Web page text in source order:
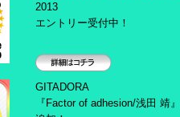
2013
エントリー受付中！
GITADORA
『Factor of adhesion/浅田 靖』